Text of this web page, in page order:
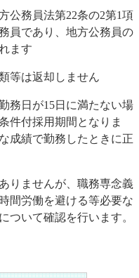
公務員法第22条の2第1項
員であり、地方公務員の
ます
等は返却しません
務日が15日に満たない場
件付採用期間となりま
成績で勤務したときに正
りませんが、職務専念義
間労働を避ける等必要な
ついて確認を行います。